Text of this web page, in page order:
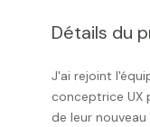
Détails du
J'ai rejoint
conceptrice UX
de leur